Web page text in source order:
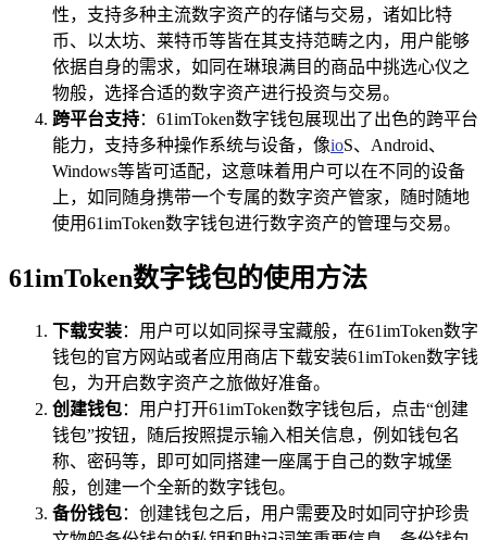
性，支持多种主流数字资产的存储与交易，诸如比特
币、以太坊、莱特币等皆在其支持范畴之内，用户能够
依据自身的需求，如同在琳琅满目的商品中挑选心仪之
物般，选择合适的数字资产进行投资与交易。
跨平台支持：61imToken数字钱包展现出了出色的跨平台
能力，支持多种操作系统与设备，像ioS、Android、
Windows等皆可适配，这意味着用户可以在不同的设备
上，如同随身携带一个专属的数字资产管家，随时随地
使用61imToken数字钱包进行数字资产的管理与交易。
61imToken数字钱包的使用方法
下载安装：用户可以如同探寻宝藏般，在61imToken数字
钱包的官方网站或者应用商店下载安装61imToken数字钱
包，为开启数字资产之旅做好准备。
创建钱包：用户打开61imToken数字钱包后，点击“创建
钱包”按钮，随后按照提示输入相关信息，例如钱包名
称、密码等，即可如同搭建一座属于自己的数字城堡
般，创建一个全新的数字钱包。
备份钱包：创建钱包之后，用户需要及时如同守护珍贵